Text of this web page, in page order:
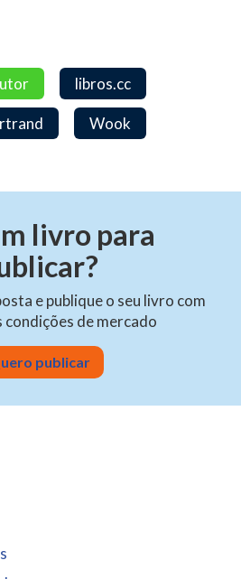
libros.cc
Wook
livro para
e publique o seu livro com
condições de mercado
publicar